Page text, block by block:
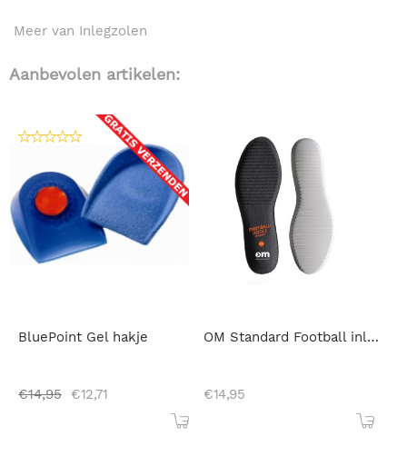
Meer van Inlegzolen
Aanbevolen artikelen:
BluePoint Gel hakje
€14,95 €12,71
OM Standard Football inlegzool
€14,95